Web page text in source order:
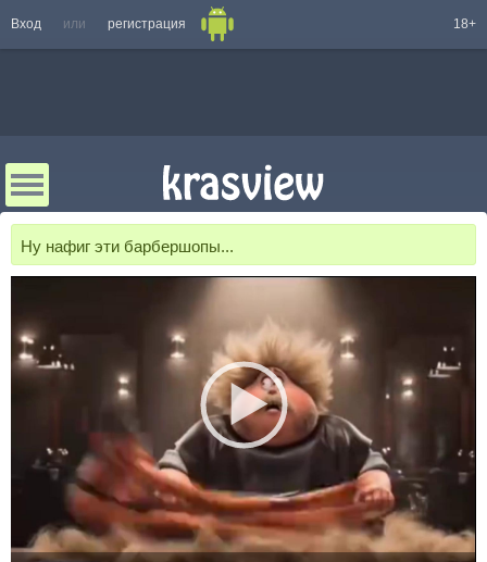
Вход или регистрация 18+
Ну нафиг эти барбершопы...